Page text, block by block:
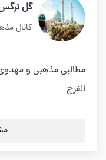
گل
کانال
مطالبی مذهبی و
الفرج